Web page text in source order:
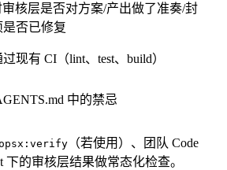
审核层是否对方案/产出做了准奏/封
否已修复
现有 CI（lint、test、build）
中的禁忌
（若使用）、团队 Code
下的审核层结果做常态化检查。